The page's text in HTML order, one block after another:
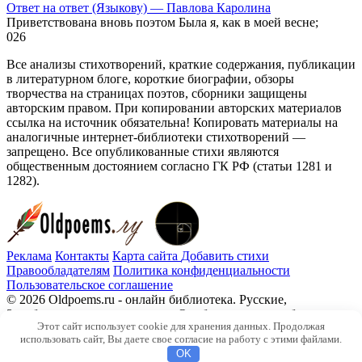
Ответ на ответ (Языкову) — Павлова Каролина
Приветствована вновь поэтом Была я, как в моей весне;
026
Все анализы стихотворений, краткие содержания, публикации
в литературном блоге, короткие биографии, обзоры
творчества на страницах поэтов, сборники защищены
авторским правом. При копировании авторских материалов
ссылка на источник обязательна! Копировать материалы на
аналогичные интернет-библиотеки стихотворений —
запрещено. Все опубликованные стихи являются
общественным достоянием согласно ГК РФ (статьи 1281 и
1282).
Реклама Контакты Карта сайта Добавить стихи
Правообладателям Политика конфиденциальности
Пользовательское соглашение
© 2026 Oldpoems.ru - онлайн библиотека. Русские,
Зарубежные авторы классики. Опубликованы и публикуем
текста современных авторов. Каждый может опубликовать у
нас свой стих.
Этот сайт использует cookie для хранения данных. Продолжая
использовать сайт, Вы даете свое согласие на работу с этими файлами.
OK